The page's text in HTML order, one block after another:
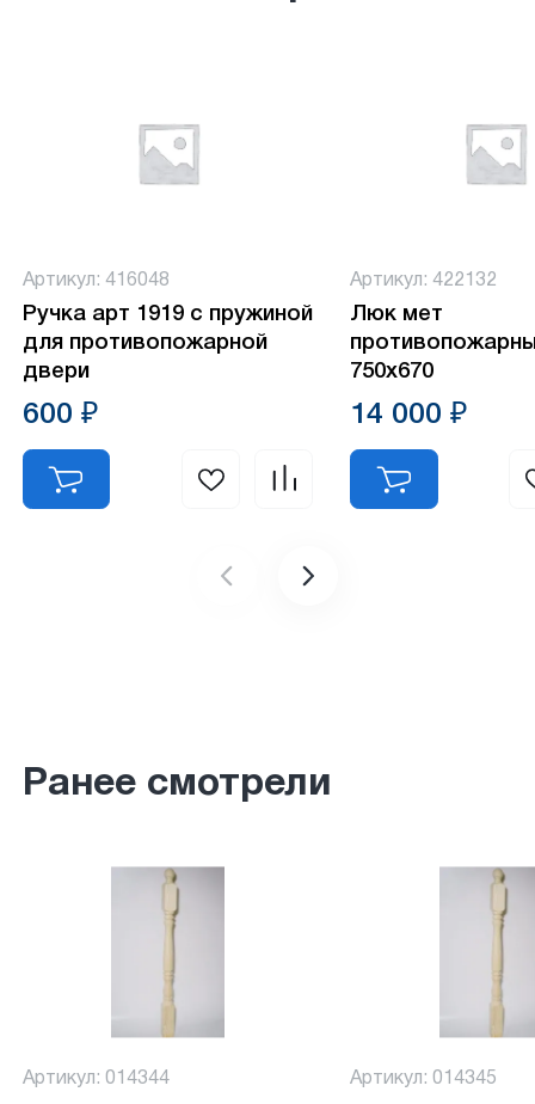
Артикул: 416048
Ручка арт 1919 с пружиной
для противопожарной
двери
600 ₽
Артикул: 422132
Люк мет
750х670
14 000 ₽
Ранее смотрели
Артикул: 014344 Артикул: 014345